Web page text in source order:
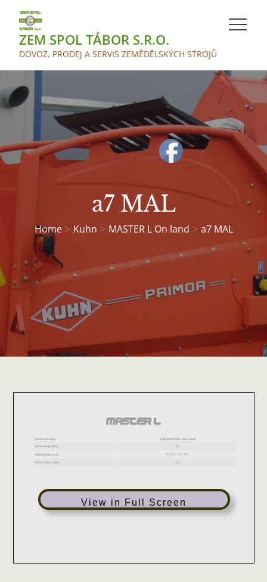
contentZEM SPOL TÁBOR S.R.O.
DOVOZ, PRODEJ A SERVIS ZEMĚDĚLSKÝCH STROJŮ
a7 MAL
Home Kuhn MASTER L On land a7 MAL
View in Full Screen